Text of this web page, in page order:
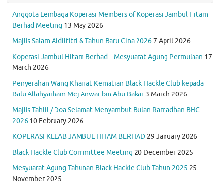
Anggota Lembaga Koperasi Members of Koperasi Jambul Hitam
Berhad Meeting 13 May 2026
Majlis Salam Aidilfitri & Tahun Baru Cina 20267 April 2026
Koperasi Jambul Hitam Berhad – Mesyuarat Agung Permulaan 17
March 2026
Penyerahan Wang Khairat Kematian Black Hackle Club kepada
Balu Allahyarham Mej Anwar bin Abu Bakar 3 March 2026
Majlis Tahlil / Doa Selamat Menyambut Bulan Ramadhan BHC
2026 10 February 2026
KOPERASI KELAB JAMBUL HITAM BERHAD 29 January 2026
Black Hackle Club Committee Meeting 20 December 2025
Mesyuarat Agung Tahunan Black Hackle Club Tahun 2025 25
November 2025